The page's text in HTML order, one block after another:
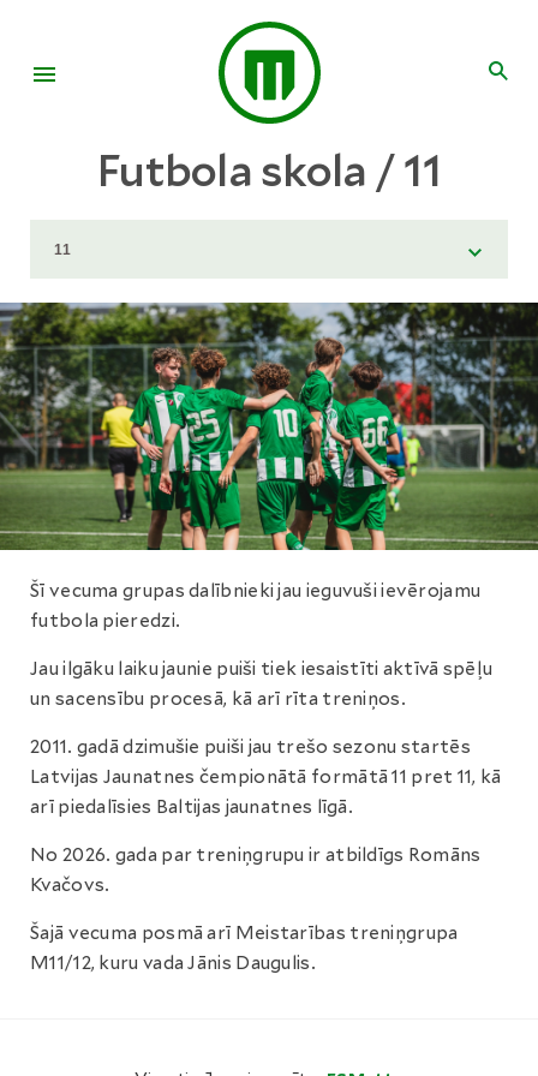
Futbola skola / 11
Šī vecuma grupas dalībnieki jau ieguvuši ievērojamu
futbola pieredzi.
Jau ilgāku laiku jaunie puiši tiek iesaistīti aktīvā spēļu
un sacensību procesā, kā arī rīta treniņos.
2011. gadā dzimušie puiši jau trešo sezonu startēs
Latvijas Jaunatnes čempionātā formātā 11 pret 11, kā
arī piedalīsies Baltijas jaunatnes līgā.
No 2026. gada par treniņgrupu ir atbildīgs Romāns
Kvačovs.
Šajā vecuma posmā arī Meistarības treniņgrupa
M11/12, kuru vada Jānis Daugulis.